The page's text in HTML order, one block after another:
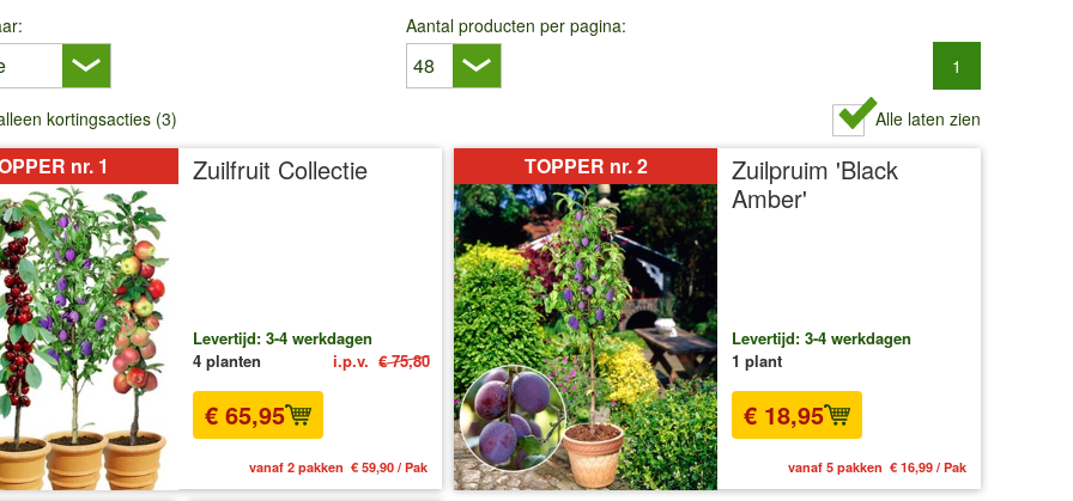
Aantal producten per pagina:
1
kortingsacties (3) Alle laten zien
nr. 1 Zuilfruit Collectie
Levertijd: 3-4 werkdagen
4 planten
€ 65,95
i.p.v. € 75,80
vanaf 2 pakken € 59,90 / Pak
TOPPER nr. 2
Zuilpruim 'Black
Amber'
Levertijd: 3-4 werkdagen
1 plant
€ 18,95
vanaf 5 pakken € 16,99 / Pak